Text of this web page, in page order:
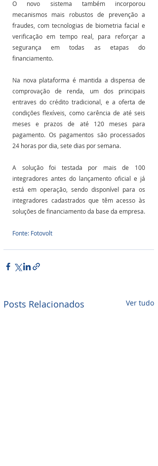
O novo sistema também incorporou
mecanismos mais robustos de prevenção a
fraudes, com tecnologias de biometria facial e
verificação em tempo real, para reforçar a
segurança em todas as etapas do
financiamento.
Na nova plataforma é mantida a dispensa de
comprovação de renda, um dos principais
entraves do crédito tradicional, e a oferta de
condições flexíveis, como carência de até seis
meses e prazos de até 120 meses para
pagamento. Os pagamentos são processados
24 horas por dia, sete dias por semana.
A solução foi testada por mais de 100
integradores antes do lançamento oficial e já
está em operação, sendo disponível para os
integradores cadastrados que têm acesso às
soluções de financiamento da base da empresa.
Fonte: Fotovolt
Posts Relacionados Ver tudo